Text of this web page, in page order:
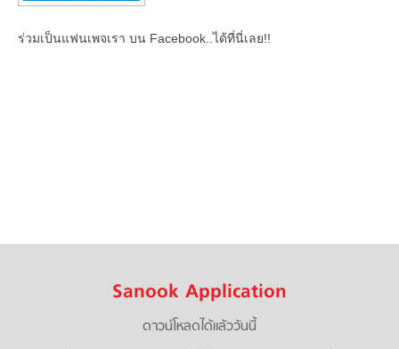
ร่วมเป็นแฟนเพจเรา บน Facebook..ได้ที่นี่เลย!!
Sanook Application
ดาวน์โหลดได้แล้ววันนี้